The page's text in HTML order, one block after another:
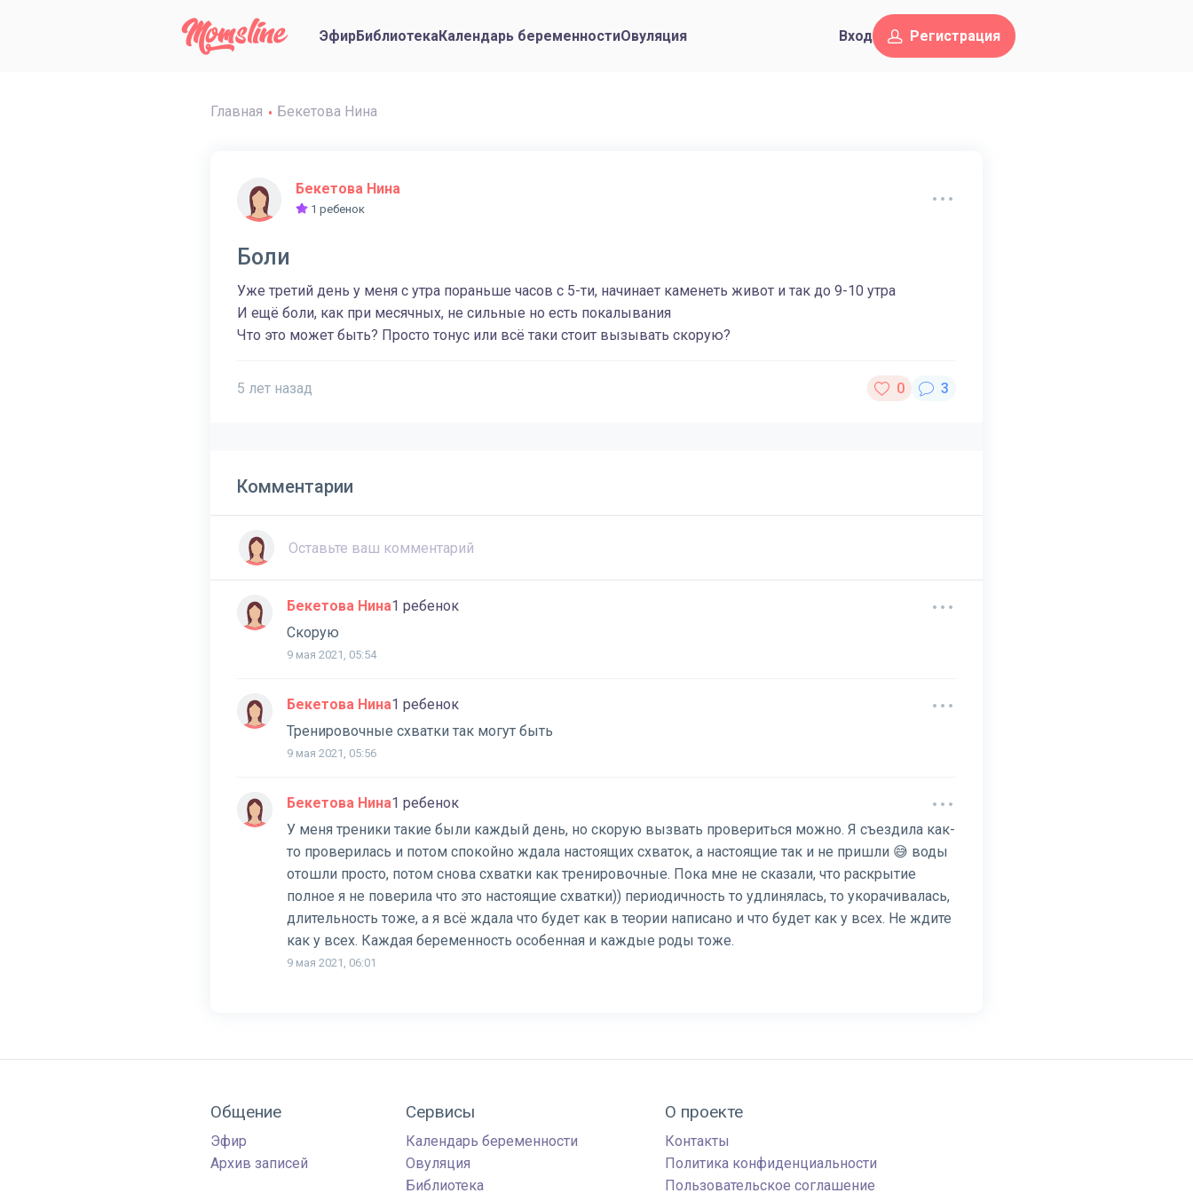
ЭфирБиблиотекаКалендарь беременностиОвуляция Вход Регистрация
Главная Бекетова Нина
Бекетова Нина
1 ребенок
Боли
Уже третий день у меня с утра пораньше часов с 5-ти, начинает каменеть живот и так до 9-10 утра
И ещё боли, как при месячных, не сильные но есть покалывания
Что это может быть? Просто тонус или всё таки стоит вызывать скорую?
5 лет назад
Комментарии
Бекетова Нина1 ребенок
Скорую
9 мая 2021, 05:54
Бекетова Нина1 ребенок
Тренировочные схватки так могут быть
9 мая 2021, 05:56
Бекетова Нина1 ребенок
У меня треники такие были каждый день, но скорую вызвать провериться можно. Я съездила как-
то проверилась и потом спокойно ждала настоящих схваток, а настоящие так и не пришли 😅 воды
отошли просто, потом снова схватки как тренировочные. Пока мне не сказали, что раскрытие
полное я не поверила что это настоящие схватки)) периодичность то удлинялась, то укорачивалась,
длительность тоже, а я всё ждала что будет как в теории написано и что будет как у всех. Не ждите
как у всех. Каждая беременность особенная и каждые роды тоже.
9 мая 2021, 06:01
Общение
Эфир
Архив записей
Сервисы
Календарь беременности
Овуляция
Библиотека
О проекте
Контакты
Политика конфиденциальности
Пользовательское соглашение